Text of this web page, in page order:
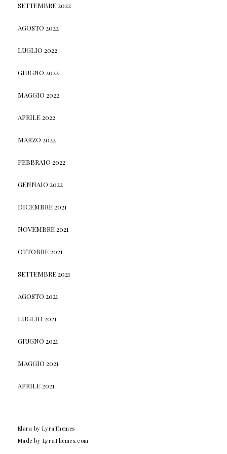
SETTEMBRE 2022
AGOSTO 2022
LUGLIO 2022
GIUGNO 2022
MAGGIO 2022
APRILE 2022
MARZO 2022
FEBBRAIO 2022
GENNAIO 2022
DICEMBRE 2021
NOVEMBRE 2021
OTTOBRE 2021
SETTEMBRE 2021
AGOSTO 2021
LUGLIO 2021
GIUGNO 2021
MAGGIO 2021
APRILE 2021
Elara by LyraThemes
Made by LyraThemes.com